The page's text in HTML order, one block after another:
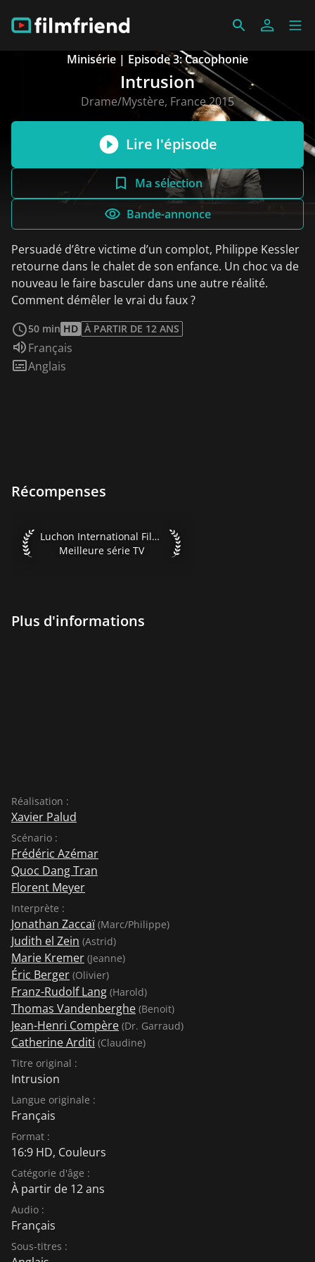
Minisérie | Episode 3: Cacophonie
Intrusion
Drame/Mystère, France 2015
Lire l'épisode
Ma sélection
Bande-annonce
Persuadé d’être victime d’un complot, Philippe Kessler
retourne dans le chalet de son enfance. Un choc va de
nouveau le faire basculer dans une autre réalité.
Comment démêler le vrai du faux ?
50 min HD À PARTIR DE 12 ANS
Audio :
Français
Sous-titres :
Anglais
Récompenses
Luchon International Film Festival 2015 Meilleure série TV
Luchon International Film Festival 2015
Meilleure série TV
Plus d'informations
Réalisation :
Xavier Palud
Scénario :
Frédéric Azémar
Quoc Dang Tran
Florent Meyer
Interprète :
Jonathan Zaccaï (Marc/Philippe)
Judith el Zein (Astrid)
Marie Kremer (Jeanne)
Éric Berger (Olivier)
Franz-Rudolf Lang (Harold)
Thomas Vandenberghe (Benoit)
Jean-Henri Compère (Dr. Garraud)
Catherine Arditi (Claudine)
Titre original :
Intrusion
Langue originale :
Français
Format :
16:9 HD, Couleurs
Catégorie d'âge :
À partir de 12 ans
Audio :
Français
Sous-titres :